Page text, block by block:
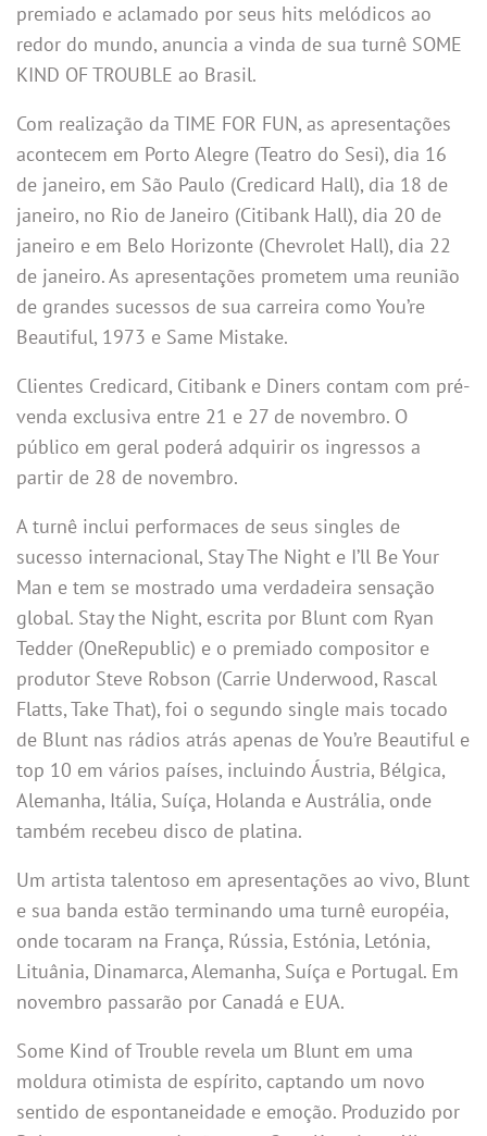
premiado e aclamado por seus hits melódicos ao
redor do mundo, anuncia a vinda de sua turnê SOME
KIND OF TROUBLE ao Brasil.
Com realização da TIME FOR FUN, as apresentações
acontecem em Porto Alegre (Teatro do Sesi), dia 16
de janeiro, em São Paulo (Credicard Hall), dia 18 de
janeiro, no Rio de Janeiro (Citibank Hall), dia 20 de
janeiro e em Belo Horizonte (Chevrolet Hall), dia 22
de janeiro. As apresentações prometem uma reunião
de grandes sucessos de sua carreira como You’re
Beautiful, 1973 e Same Mistake.
Clientes Credicard, Citibank e Diners contam com pré-
venda exclusiva entre 21 e 27 de novembro. O
público em geral poderá adquirir os ingressos a
partir de 28 de novembro.
A turnê inclui performaces de seus singles de
sucesso internacional, Stay The Night e I’ll Be Your
Man e tem se mostrado uma verdadeira sensação
global. Stay the Night, escrita por Blunt com Ryan
Tedder (OneRepublic) e o premiado compositor e
produtor Steve Robson (Carrie Underwood, Rascal
Flatts, Take That), foi o segundo single mais tocado
de Blunt nas rádios atrás apenas de You’re Beautiful e
top 10 em vários países, incluindo Áustria, Bélgica,
Alemanha, Itália, Suíça, Holanda e Austrália, onde
também recebeu disco de platina.
Um artista talentoso em apresentações ao vivo, Blunt
e sua banda estão terminando uma turnê européia,
onde tocaram na França, Rússia, Estónia, Letónia,
Lituânia, Dinamarca, Alemanha, Suíça e Portugal. Em
novembro passarão por Canadá e EUA.
Some Kind of Trouble revela um Blunt em uma
moldura otimista de espírito, captando um novo
sentido de espontaneidade e emoção. Produzido por